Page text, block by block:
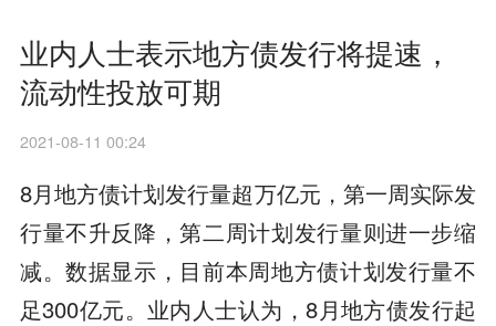
业内人士表示地方债发行将提速，
流动性投放可期
2021-08-11 00:24
8月地方债计划发行量超万亿元，第一周实际发
行量不升反降，第二周计划发行量则进一步缩
减。数据显示，目前本周地方债计划发行量不
足300亿元。业内人士认为，8月地方债发行起